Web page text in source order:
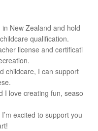
New Zealand and hold
qualification.
license and certificati
childcare, I can support
I love creating fun, seaso
excited to support you